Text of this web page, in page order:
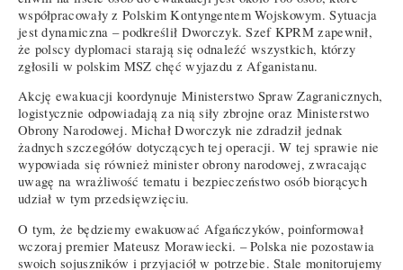
współpracowały z Polskim Kontyngentem Wojskowym. Sytuacja
jest dynamiczna – podkreślił Dworczyk. Szef KPRM zapewnił,
że polscy dyplomaci starają się odnaleźć wszystkich, którzy
zgłosili w polskim MSZ chęć wyjazdu z Afganistanu.
Akcję ewakuacji koordynuje Ministerstwo Spraw Zagranicznych,
logistycznie odpowiadają za nią siły zbrojne oraz Ministerstwo
Obrony Narodowej. Michał Dworczyk nie zdradził jednak
żadnych szczegółów dotyczących tej operacji. W tej sprawie nie
wypowiada się również minister obrony narodowej, zwracając
uwagę na wrażliwość tematu i bezpieczeństwo osób biorących
udział w tym przedsięwzięciu.
O tym, że będziemy ewakuować Afgańczyków, poinformował
wczoraj premier Mateusz Morawiecki. – Polska nie pozostawia
swoich sojuszników i przyjaciół w potrzebie. Stale monitorujemy